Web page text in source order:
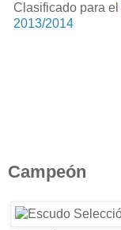
Clasificado para el
2013/2014
Campeón